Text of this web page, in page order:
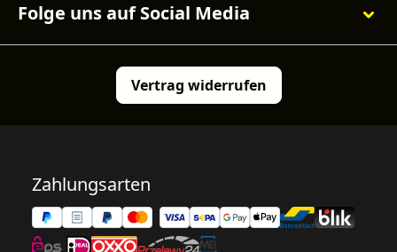
Folge uns auf Social Media
Vertrag widerrufen
Zahlungsarten